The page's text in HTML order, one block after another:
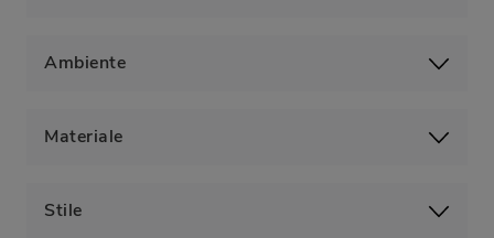
Ambiente
Materiale
Stile